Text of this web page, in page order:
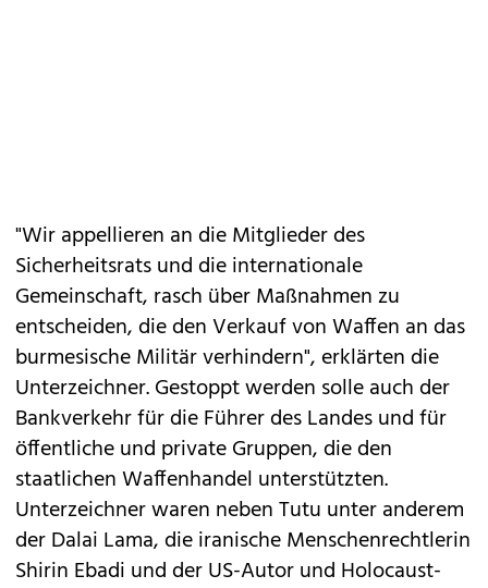
"Wir appellieren an die Mitglieder des
Sicherheitsrats und die internationale
Gemeinschaft, rasch über Maßnahmen zu
entscheiden, die den Verkauf von Waffen an das
burmesische Militär verhindern", erklärten die
Unterzeichner. Gestoppt werden solle auch der
Bankverkehr für die Führer des Landes und für
öffentliche und private Gruppen, die den
staatlichen Waffenhandel unterstützten.
Unterzeichner waren neben Tutu unter anderem
der Dalai Lama, die iranische Menschenrechtlerin
Shirin Ebadi und der US-Autor und Holocaust-